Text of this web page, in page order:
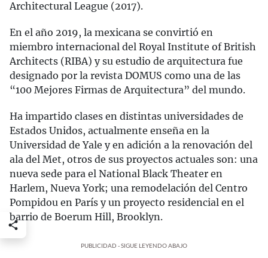
Architectural League (2017).
En el año 2019, la mexicana se convirtió en
miembro internacional del Royal Institute of British
Architects (RIBA) y su estudio de arquitectura fue
designado por la revista DOMUS como una de las
“100 Mejores Firmas de Arquitectura” del mundo.
Ha impartido clases en distintas universidades de
Estados Unidos, actualmente enseña en la
Universidad de Yale y en adición a la renovación del
ala del Met, otros de sus proyectos actuales son: una
nueva sede para el National Black Theater en
Harlem, Nueva York; una remodelación del Centro
Pompidou en París y un proyecto residencial en el
barrio de Boerum Hill, Brooklyn.
PUBLICIDAD - SIGUE LEYENDO ABAJO